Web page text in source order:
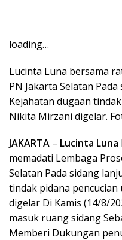
loading…
Lucinta Luna bersama
PN Jakarta Selatan
Kejahatan dugaan
Nikita Mirzani digelar.
JAKARTA – Lucinta Luna
memadati Lembaga
Selatan Pada sidang
tindak pidana
digelar Di Kamis (14/8/
masuk ruang sidang
Memberi Dukungan